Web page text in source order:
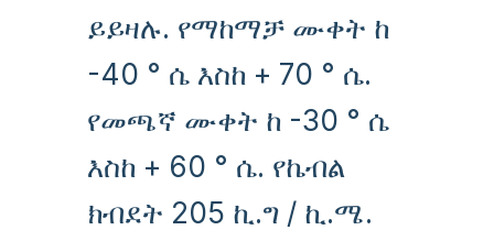
ይይዛሉ. የማከማቻ ሙቀት ከ
-40 ° ሴ እስከ + 70 ° ሴ.
የመጫኛ ሙቀት ከ -30 ° ሴ
እስከ + 60 ° ሴ. የኬብል
ክብደት 205 ኪ.ግ / ኪ.ሜ.